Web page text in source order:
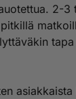
välein
tapa
2-3